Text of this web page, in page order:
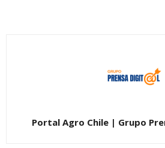
Portal Agro Chile | Grupo